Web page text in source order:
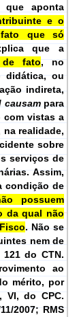
que aponta
e o
que só
que a
de fato, no
didática, ou
indireta,
causampara
com vistas a
realidade,
sobre
serviços de
Assim,
condição de
possuem
da qual não
. Não se
nem de
do CTN.
ao
mérito, por
VI, do CPC.
2007; RMS